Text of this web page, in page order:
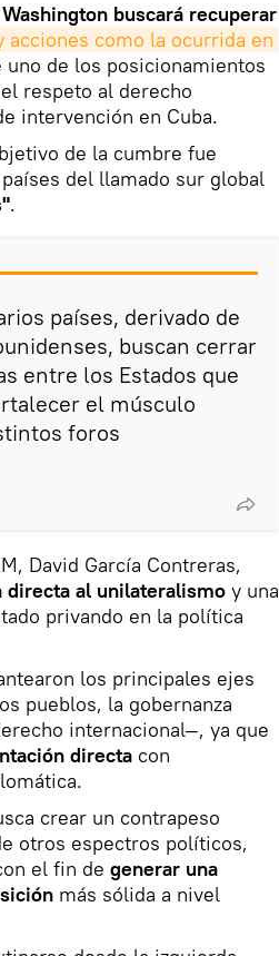
Washington buscará recuperar
acciones como la ocurrida en
de los posicionamientos
respeto al derecho
intervención en Cuba.
de la cumbre fue
del llamado sur global
.
países, derivado de
buscan cerrar
entre los Estados que
el músculo
foros
David García Contreras,
directa al unilateralismo y una
privando en la política
los principales ejes
pueblos, la gobernanza
internacional—, ya que
directa con
crear un contrapeso
otros espectros políticos,
el fin de generar una
más sólida a nivel